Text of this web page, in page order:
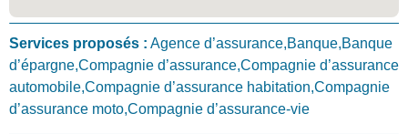
Services proposés : Agence d’assurance,Banque,Banque
d’épargne,Compagnie d’assurance,Compagnie d’assurance
automobile,Compagnie d’assurance habitation,Compagnie
d’assurance moto,Compagnie d’assurance-vie